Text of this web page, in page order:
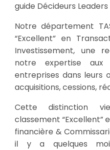
guide Décideurs Leaders
Notre département
“Excellent” en
Investissement, une
notre expertise
entreprises dans leurs
acquisitions, cessions,
Cette distinction
classement “Excellent”
financière &
il y a quelques